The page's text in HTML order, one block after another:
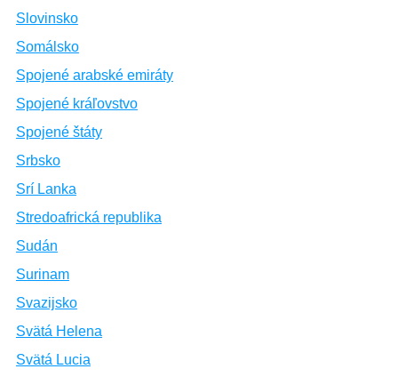
Slovinsko
Somálsko
Spojené arabské emiráty
Spojené kráľovstvo
Spojené štáty
Srbsko
Srí Lanka
Stredoafrická republika
Sudán
Surinam
Svazijsko
Svätá Helena
Svätá Lucia